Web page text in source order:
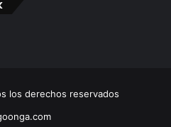
los derechos reservados